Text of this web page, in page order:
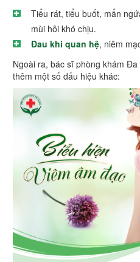
Tiểu rát, tiểu buốt, mẩn
mùi hôi khó chịu.
Đau khi quan hệ, niêm
Ngoài ra, bác sĩ phòng khám
thêm một số dấu hiệu khác: